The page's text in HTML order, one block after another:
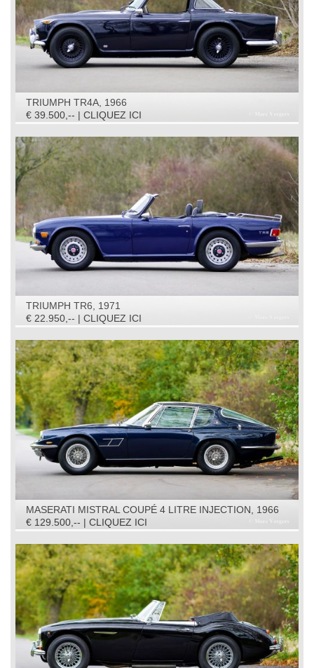
TRIUMPH TR4A, 1966
€ 39.500,-- | CLIQUEZ ICI
TRIUMPH TR6, 1971
€ 22.950,-- | CLIQUEZ ICI
MASERATI MISTRAL COUPÉ 4 LITRE INJECTION, 1966
€ 129.500,-- | CLIQUEZ ICI